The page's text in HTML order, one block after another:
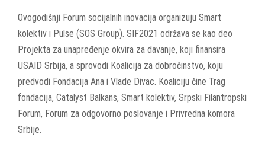
Ovogodišnji Forum socijalnih inovacija organizuju Smart
kolektiv i Pulse (SOS Group). SIF2021 održava se kao deo
Projekta za unapređenje okvira za davanje, koji finansira
USAID Srbija, a sprovodi Koalicija za dobročinstvo, koju
predvodi Fondacija Ana i Vlade Divac. Koaliciju čine Trag
fondacija, Catalyst Balkans, Smart kolektiv, Srpski Filantropski
Forum, Forum za odgovorno poslovanje i Privredna komora
Srbije.